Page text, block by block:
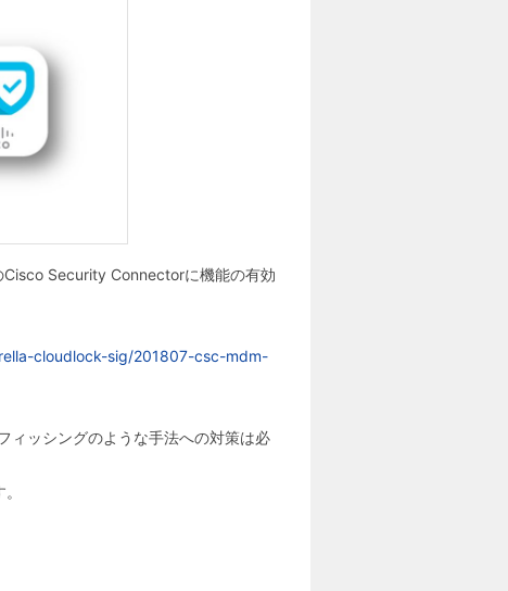
Security Connectorに機能の有効
cloudlock-sig/201807-csc-mdm-
ィッシングのような手法への対策は必